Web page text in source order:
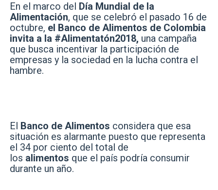
En el marco del Día Mundial de la
Alimentación, que se celebró el pasado 16 de
octubre, el Banco de Alimentos de Colombia
invita a la #Alimentatón2018, una campaña
que busca incentivar la participación de
empresas y la sociedad en la lucha contra el
hambre.
El Banco de Alimentos considera que esa
situación es alarmante puesto que representa
el 34 por ciento del total de
los alimentos que el país podría consumir
durante un año.